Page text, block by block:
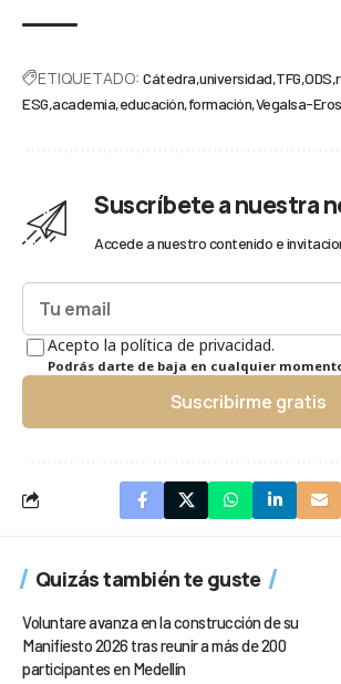
ETIQUETADO: Cátedra universidad TFG ODS
ESG academia educación formación Vegalsa-
Suscríbete a nuestra
Accede a nuestro contenido e
Acepto la política de privacidad.
Podrás darte de baja en cualquier
Suscribirme gratis
Quizás también te guste
Voluntare avanza en la construcción de su
Manifiesto 2026 tras reunir a más de 200
participantes en Medellín